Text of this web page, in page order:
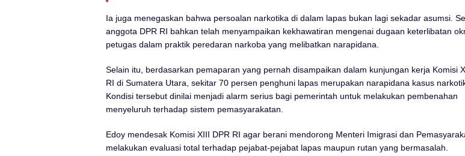
Ia juga menegaskan bahwa persoalan narkotika di dalam lapas bukan lagi sekadar asumsi.
anggota DPR RI bahkan telah menyampaikan kekhawatiran mengenai dugaan keterlibatan
petugas dalam praktik peredaran narkoba yang melibatkan narapidana.
Selain itu, berdasarkan pemaparan yang pernah disampaikan dalam kunjungan kerja Komisi
RI di Sumatera Utara, sekitar 70 persen penghuni lapas merupakan narapidana kasus
Kondisi tersebut dinilai menjadi alarm serius bagi pemerintah untuk melakukan pembenahan
menyeluruh terhadap sistem pemasyarakatan.
Edoy mendesak Komisi XIII DPR RI agar berani mendorong Menteri Imigrasi dan
melakukan evaluasi total terhadap pejabat-pejabat lapas maupun rutan yang bermasalah.